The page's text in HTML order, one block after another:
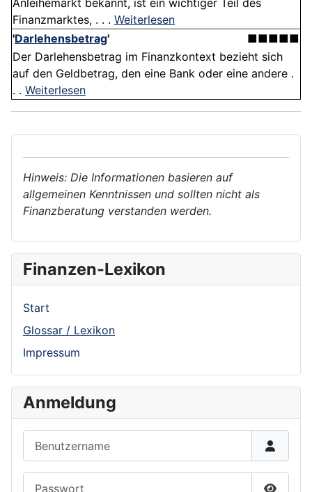
Anleihemarkt bekannt, ist ein wichtiger Teil des
Finanzmarktes, . . . Weiterlesen
'Darlehensbetrag'
■■■■■
Der Darlehensbetrag im Finanzkontext bezieht sich
auf den Geldbetrag, den eine Bank oder eine andere .
. . Weiterlesen
Hinweis: Die Informationen basieren auf
allgemeinen Kenntnissen und sollten nicht als
Finanzberatung verstanden werden.
Finanzen-Lexikon
Start
Glossar / Lexikon
Impressum
Anmeldung